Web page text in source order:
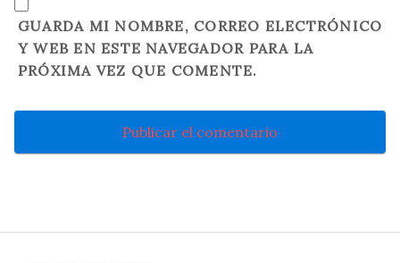
GUARDA MI NOMBRE, CORREO ELECTRÓNICO
Y WEB EN ESTE NAVEGADOR PARA LA
PRÓXIMA VEZ QUE COMENTE.